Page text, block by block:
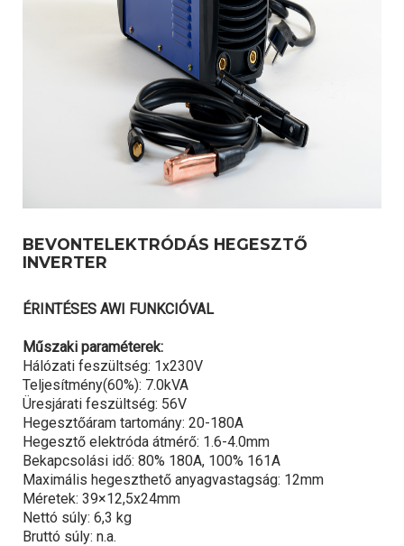
BEVONTELEKTRÓDÁS HEGESZTŐ
INVERTER
ÉRINTÉSES AWI FUNKCIÓVAL
Műszaki paraméterek:
Hálózati feszültség: 1x230V
Teljesítmény(60%): 7.0kVA
Üresjárati feszültség: 56V
Hegesztőáram tartomány: 20-180A
Hegesztő elektróda átmérő: 1.6-4.0mm
Bekapcsolási idő: 80% 180A, 100% 161A
Maximális hegeszthető anyagvastagság: 12mm
Méretek: 39×12,5x24mm
Nettó súly: 6,3 kg
Bruttó súly: n.a.